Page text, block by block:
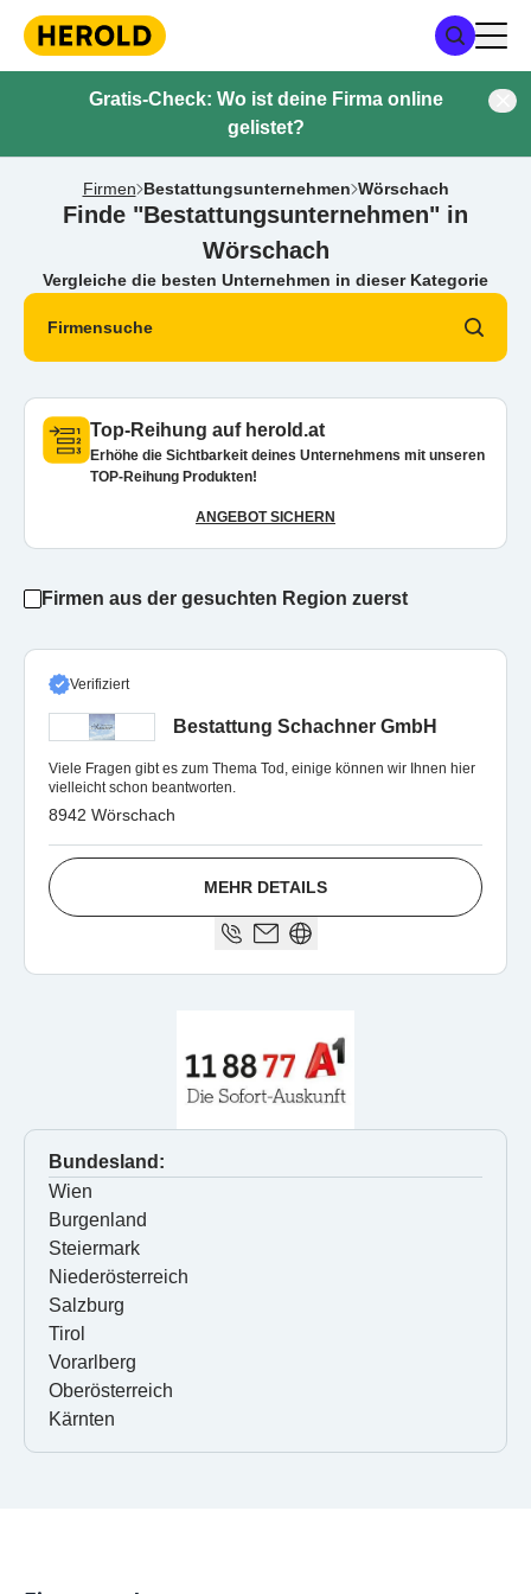
Gratis-Check: Wo ist deine Firma online
gelistet?
Firmen Bestattungsunternehmen Wörschach
Finde "Bestattungsunternehmen" in
Wörschach
Vergleiche die besten Unternehmen in dieser Kategorie
Firmensuche
Top-Reihung auf herold.at
Erhöhe die Sichtbarkeit deines Unternehmens mit unseren
TOP-Reihung Produkten!
ANGEBOT SICHERN
Firmen aus der gesuchten Region zuerst
Verifiziert
Bestattung Schachner GmbH
Viele Fragen gibt es zum Thema Tod, einige können wir Ihnen hier
vielleicht schon beantworten.
8942 Wörschach
MEHR DETAILS
Bundesland:
Wien
Burgenland
Steiermark
Niederösterreich
Salzburg
Tirol
Vorarlberg
Oberösterreich
Kärnten